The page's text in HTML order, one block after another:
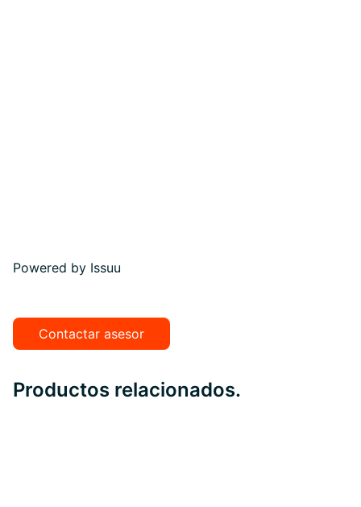
Powered by Issuu
Contactar asesor
Productos relacionados.